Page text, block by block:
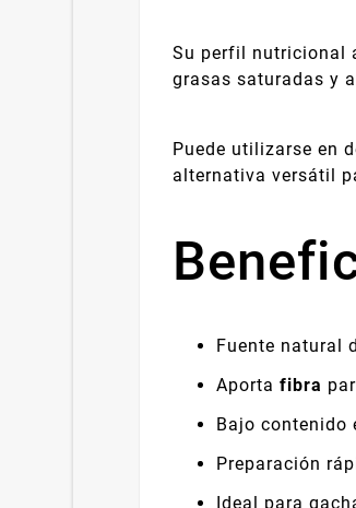
Su perfil nutricional
grasas saturadas y
Puede utilizarse en
alternativa versátil
Fuente natural
Aportafibra
Bajo contenido
Preparación
Ideal para